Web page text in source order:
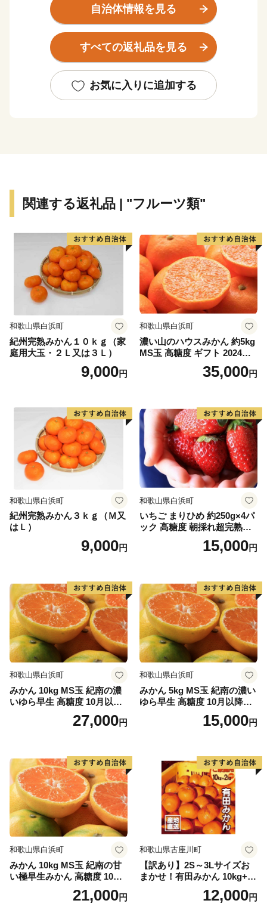
昭和30年代以降、隣接する北九州市のベッドタウンとし
て開発がすすみ、今では、市内の人口の9割が生活する
住宅地の「川東」と往時の面影を残す田園風景がのどか
な「川西」の今昔の風景が共存しています。
ともに新たな歩みを始めました。世界遺産「遠賀川水源
地ポンプ室」をはじめ、九州最大の中州である自然豊か
いることを、ぜひご覧ください。
自治体情報を見る
すべての返礼品を見る
お気に入りに追加する
関連する返礼品 | "フルーツ類"
和歌山県白浜町
紀州完熟みかん１０ｋｇ（家
庭用大玉・２Ｌ又は３Ｌ）
9,000円
和歌山県白浜町
濃い山のハウスみかん 約5kg
MS玉 高糖度 ギフト 2024年7
35,000円
和歌山県白浜町
紀州完熟みかん３ｋｇ（Ｍ又
はＬ）
9,000円
和歌山県白浜町
いちご まりひめ 約250g×4パ
ック 高糖度 朝採れ超完熟ま
りひめ 1月以降発送分15,000円
和歌山県白浜町
みかん 10kg MS玉 紀南の濃
いゆら早生 高糖度 10月以降
発送 マルチ被覆栽培27,000円
和歌山県白浜町
みかん 5kg MS玉 紀南の濃い
ゆら早生 高糖度 10月以降発
送 マルチ被覆栽培15,000円
和歌山県白浜町
みかん 10kg MS玉 紀南の甘
い極早生みかん 高糖度 10月
以降発送 マルチ被覆栽培
21,000円
和歌山県古座川町
【訳あり】2S～3Lサイズお
まかせ！有田みかん 10kg+2k
g保証分 11月から12月下旬ま
でに順次発送致します。 / 訳
12,000円